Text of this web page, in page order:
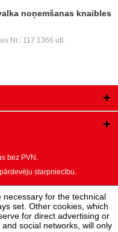
noņemšanas knaibles
Nr.: 117.1366 utt.
bez PVN.
starpniecību.
necessary for the technical
set. Other cookies, which
for direct advertising or
social networks, will only